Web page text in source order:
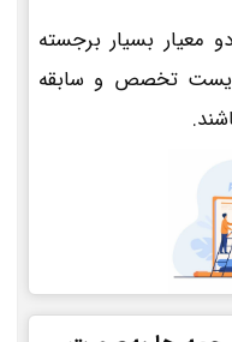
بسیار برجسته
تخصص و سابقه